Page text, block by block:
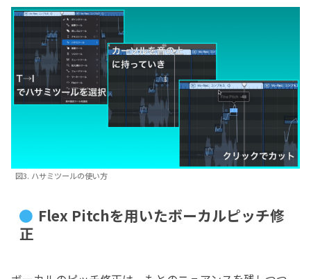
図3. ハサミツールの使い方
Flex Pitchを用いたボーカルピッチ修
正